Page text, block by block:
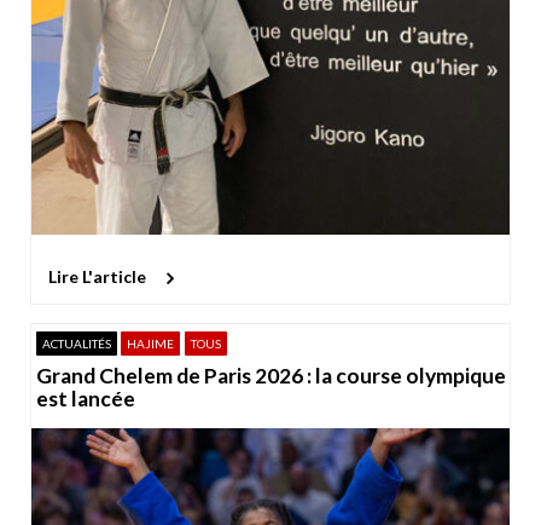
Lire L'article
ACTUALITÉS HAJIME TOUS
Grand Chelem de Paris 2026 : la course olympique
est lancée